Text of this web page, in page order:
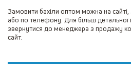
Замовити бахіли оптом можна на
або по телефону. Для більш детальної
звернутися до менеджера з продажу
сайт.